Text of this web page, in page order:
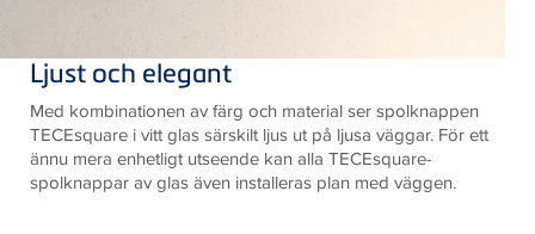
Ljust och elegant
Med kombinationen av färg och material ser spolknappen
TECEsquare i vitt glas särskilt ljus ut på ljusa väggar. För ett
ännu mera enhetligt utseende kan alla TECEsquare-
spolknappar av glas även installeras plan med väggen.